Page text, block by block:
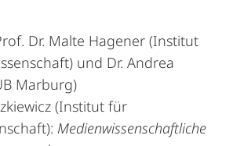
Dr. Malte Hagener (Institut
und Dr. Andrea
Marburg)
(Institut für
Medienwissenschaftliche